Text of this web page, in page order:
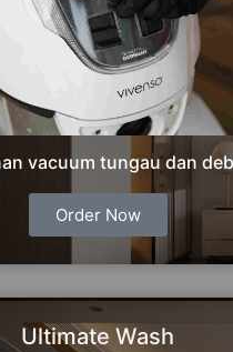
vacuum tungau dan
Order Now
Ultimate Wash